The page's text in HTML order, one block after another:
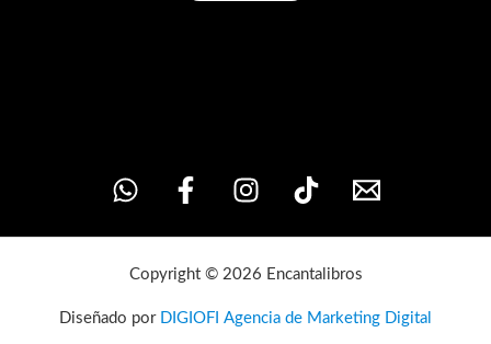
Copyright © 2026 Encantalibros
Diseñado por DIGIOFI Agencia de Marketing Digital